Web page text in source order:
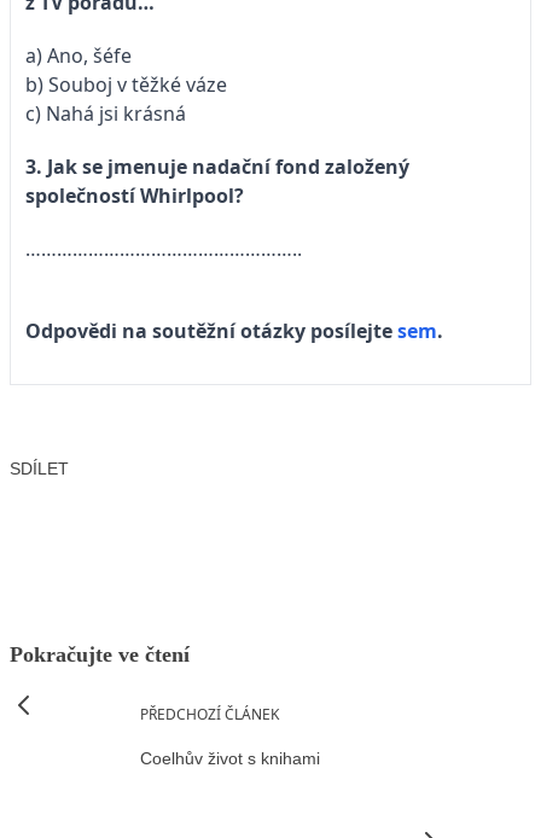
a) Ano, šéfe
b) Souboj v těžké váze
c) Nahá jsi krásná
3. Jak se jmenuje nadační fond založený
společností Whirlpool?
……………………………………………..
Odpovědi na soutěžní otázky posílejtesem.
SDÍLET
Pokračujte ve čtení
PŘEDCHOZÍ ČLÁNEK
Coelhův život s knihami